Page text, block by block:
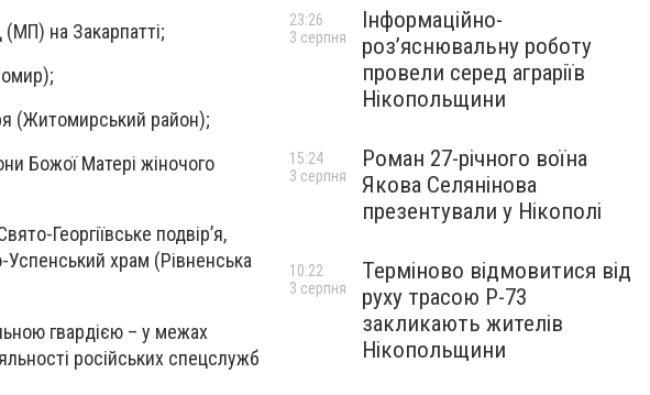
(МП) на Закарпатті;
(Житомирський район);
Божої Матері жіночого
Георгіївське подвір’я,
храм (Рівненська
гвардією – у межах
російських спецслужб
Інформаційно-
роз’яснювальну роботу
провели серед аграріїв
Нікопольщини
23:26
3 серпня
Роман 27-річного воїна
Якова Селянінова
презентували у Нікополі
15:24
3 серпня
Терміново відмовитися від
руху трасою Р-73
закликають жителів
Нікопольщини
10:22
3 серпня